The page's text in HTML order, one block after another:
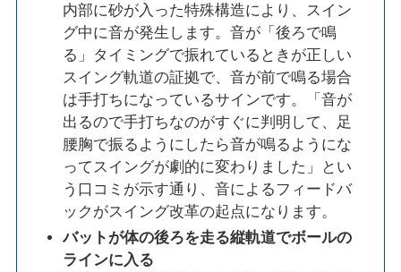
内部に砂が入った特殊構造により、スイン
グ中に音が発生します。音が「後ろで鳴
る」タイミングで振れているときが正しい
スイング軌道の証拠で、音が前で鳴る場合
は手打ちになっているサインです。「音が
出るので手打ちなのがすぐに判明して、足
腰胸で振るようにしたら音が鳴るようにな
ってスイングが劇的に変わりました」とい
う口コミが示す通り、音によるフィードバ
ックがスイング改革の起点になります。
バットが体の後ろを走る縦軌道でボールの
ラインに入る